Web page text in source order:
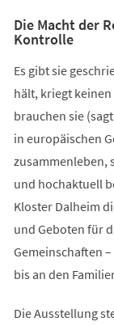
Die Macht der
Kontrolle
Es gibt sie
hält, kriegt
brauchen sie
in europäischen
zusammenleben,
und hochaktuell
Kloster Dalheim
und Geboten für
Gemeinschaften
bis an den
Die Ausstellung